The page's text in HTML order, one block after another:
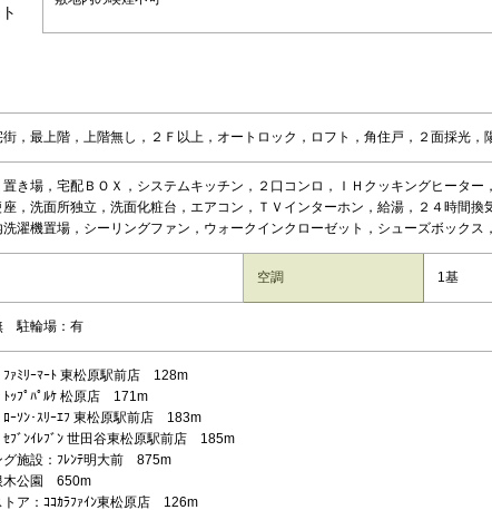
街，最上階，上階無し，２Ｆ以上，オートロック，ロフト，角住戸，２面採光，
き場，宅配ＢＯＸ，システムキッチン，２口コンロ，ＩＨクッキングヒータ
，洗面所独立，洗面化粧台，エアコン，ＴＶインターホン，給湯，２４時間
洗濯機置場，シーリングファン，ウォークインクローゼット，シューズボックス
空調 1基
駐輪場：有
ﾌｧﾐﾘｰﾏｰﾄ 東松原駅前店 128m
ﾄｯﾌﾟﾊﾟﾙｹ 松原店 171m
ﾛｰｿﾝ･ｽﾘｰｴﾌ 東松原駅前店 183m
ｾﾌﾞﾝｲﾚﾌﾞﾝ 世田谷東松原駅前店 185m
グ施設：ﾌﾚﾝﾃ明大前 875m
木公園 650m
トア：ｺｺｶﾗﾌｧｲﾝ東松原店 126m